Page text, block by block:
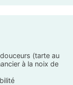
(tarte au
à la noix de